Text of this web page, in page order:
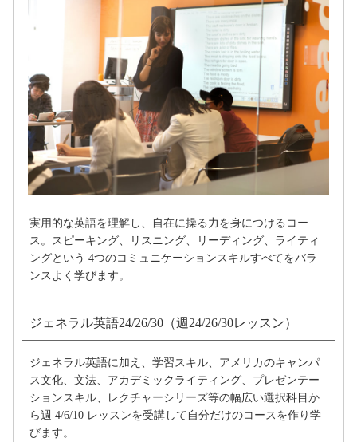
実用的な英語を理解し、自在に操る力を身につけるコー
ス。スピーキング、リスニング、リーディング、ライティ
ングという 4つのコミュニケーションスキルすべてをバラ
ンスよく学びます。
ジェネラル英語24/26/30（週24/26/30レッスン）
ジェネラル英語に加え、学習スキル、アメリカのキャンパ
ス文化、文法、アカデミックライティング、プレゼンテー
ションスキル、レクチャーシリーズ等の幅広い選択科目か
ら週 4/6/10 レッスンを受講して自分だけのコースを作り学
びます。